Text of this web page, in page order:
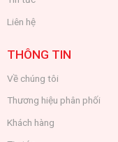
Liên hệ
THÔNG TIN
Về chúng tôi
Thương hiệu phân phối
Khách hàng